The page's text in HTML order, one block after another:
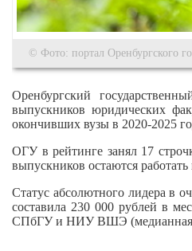
© Фото: портал Оренбургского
Оренбургский
выпускников юридических
окончивших вузы в 2020-2025
ОГУ в рейтинге занял 17
выпускников остаются
Статус абсолютного лидера в
составила 230 000 рублей в
СПбГУ и НИУ ВШЭ (медианная